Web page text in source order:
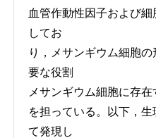
血管作動性因子および
してお
り，メサンギウム細胞
要な役割
メサンギウム細胞に存在
を担っている。以下，
て発現し